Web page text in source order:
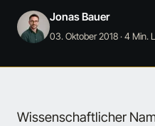
Jonas Bauer
03. Oktober 2018· 4 Min.
Wissenschaftlicher